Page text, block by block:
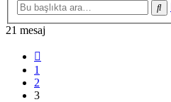
Ara
21 mesaj
1
2
3